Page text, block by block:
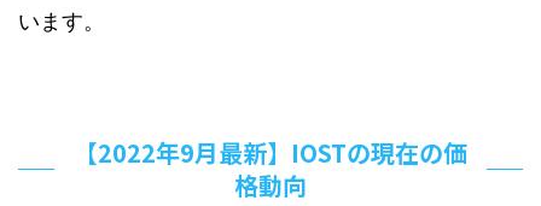
います。
【2022年9月最新】IOSTの現在の価
格動向